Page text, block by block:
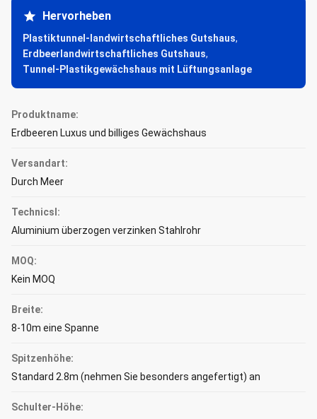
Hervorheben
Plastiktunnel-landwirtschaftliches Gutshaus,
Erdbeerlandwirtschaftliches Gutshaus,
Tunnel-Plastikgewächshaus mit Lüftungsanlage
Produktname:
Erdbeeren Luxus und billiges Gewächshaus
Versandart:
Durch Meer
Technicsl:
Aluminium überzogen verzinken Stahlrohr
MOQ:
Kein MOQ
Breite:
8-10m eine Spanne
Spitzenhöhe:
Standard 2.8m (nehmen Sie besonders angefertigt) an
Schulter-Höhe: